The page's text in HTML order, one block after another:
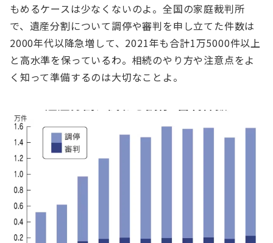
もめるケースは少なくないのよ。全国の家庭裁判所
で、遺産分割について調停や審判を申し⽴てた件数は
2000年代以降急増して、2021年も合計1万5000件以上
と⾼⽔準を保っているわ。相続のやり⽅や注意点をよ
く知って準備するのは⼤切なことよ。